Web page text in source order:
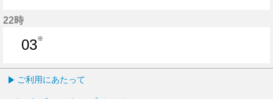
22時
03※
ご利用にあたって